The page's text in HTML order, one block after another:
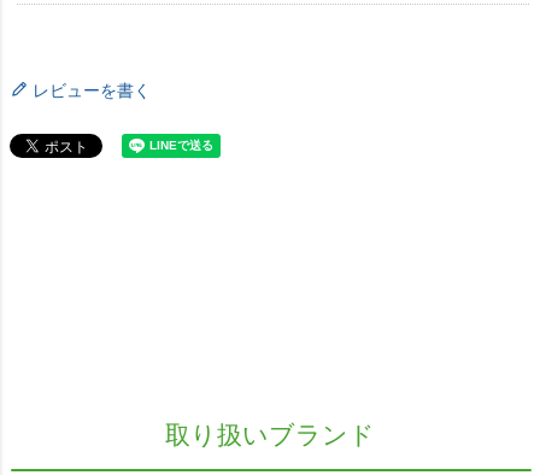
レビューを書く
取り扱いブランド